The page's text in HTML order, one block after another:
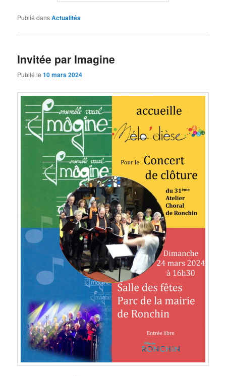
Publié dansActualités
Invitée par Imagine
Publié le10 mars 2024